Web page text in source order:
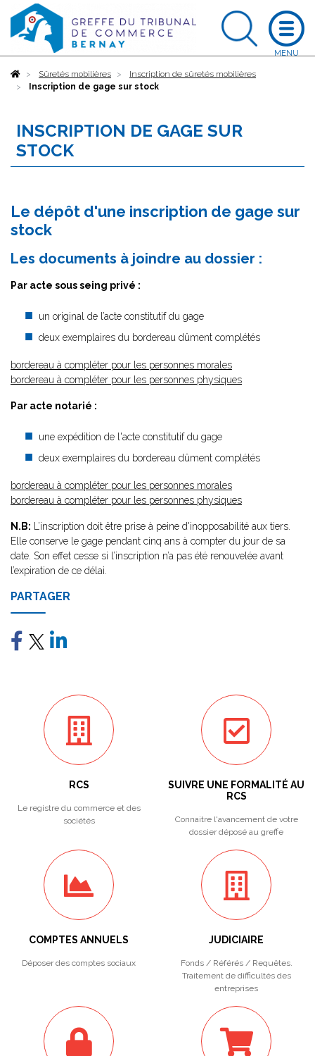
AccueilSûretés mobilières
Inscription de sûretés mobilières
Inscription de gage sur stock
INSCRIPTION DE GAGE SUR
STOCK
Le dépôt d'une inscription de gage sur
stock
Les documents à joindre au dossier :
Par acte sous seing privé :
un original de l’acte constitutif du gage
deux exemplaires du bordereau dûment complétés
bordereau à compléter pour les personnes morales
bordereau à compléter pour les personnes physiques
Par acte notarié :
une expédition de l'acte constitutif du gage
deux exemplaires du bordereau dûment complétés
bordereau à compléter pour les personnes morales
bordereau à compléter pour les personnes physiques
N.B: L’inscription doit être prise à peine d'inopposabilité aux tiers.
Elle conserve le gage pendant cinq ans à compter du jour de sa
date. Son effet cesse si l’inscription n’a pas été renouvelée avant
l’expiration de ce délai.
PARTAGER
RCS
Le registre du commerce et des
sociétés
SUIVRE UNE FORMALITÉ AU
RCS
Connaitre l'avancement de votre
dossier déposé au greffe
COMPTES ANNUELS
Déposer des comptes sociaux
JUDICIAIRE
Fonds / Référés / Requêtes.
Traitement de difficultés des
entreprises